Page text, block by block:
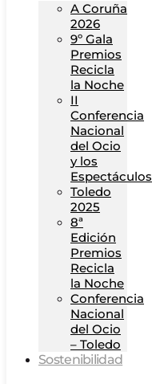
A Coruña
2026
9º Gala
Premios
Recicla
la Noche
II
Conferencia
Nacional
del Ocio
y los
Espectáculos
Toledo
2025
8ª
Edición
Premios
Recicla
la Noche
Conferencia
Nacional
del Ocio
– Toledo
Sostenibilidad